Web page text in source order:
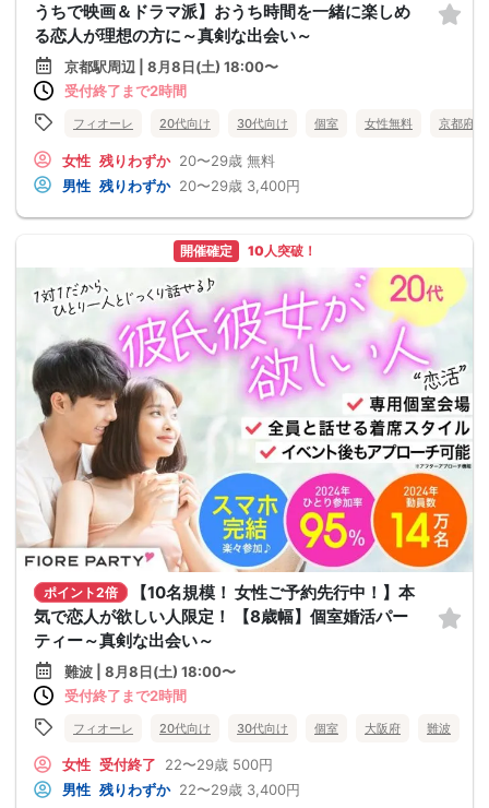
うちで映画＆ドラマ派】おうち時間を一緒に楽しめ
る恋人が理想の方に～真剣な出会い～
京都駅周辺 | 8月8日(土) 18:00〜
受付終了まで2時間
フィオーレ 20代向け 30代向け 個室 女性無料 京都府
女性 残りわずか 20〜29歳 無料
男性 残りわずか 20〜29歳 3,400円
開催確定 10人突破！
ポイント2倍
【10名規模！ 女性ご予約先行中！】本
気で恋人が欲しい人限定！ 【8歳幅】個室婚活パー
ティー～真剣な出会い～
難波 | 8月8日(土) 18:00〜
受付終了まで2時間
フィオーレ 20代向け 30代向け 個室 大阪府 難波
女性 受付終了 22〜29歳 500円
男性 残りわずか 22〜29歳 3,400円